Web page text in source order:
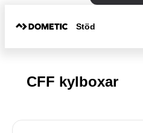
Stöd
CFF kylboxar